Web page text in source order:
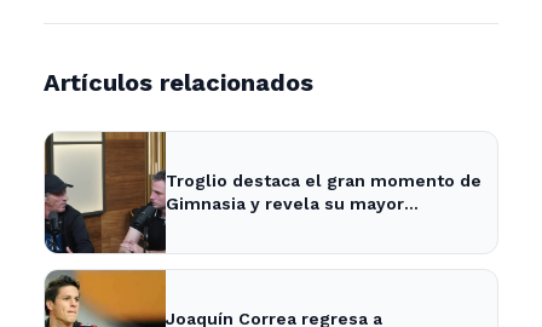
Artículos relacionados
Troglio destaca el gran momento de
Gimnasia y revela su mayor
Joaquín Correa regresa a